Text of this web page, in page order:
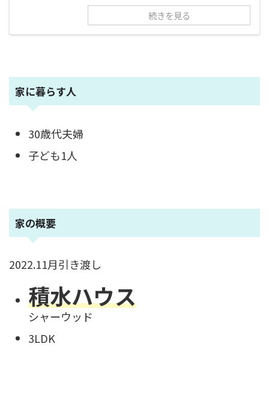
続きを見る
家に暮らす人
30歳代夫婦
子ども1人
家の概要
2022.11月引き渡し
積水ハウス
シャーウッド
3LDK